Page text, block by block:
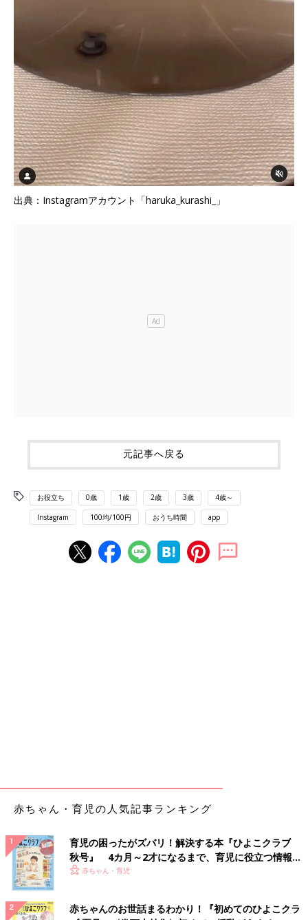
出典：Instagramアカウント「haruka_kurashi_」
元記事へ戻る
お役立ち 0歳 1歳 2歳 3歳 4歳～
Instagram 100均/100円 おうち時間 app
赤ちゃん・育児の人気記事ランキング
育児の困ったがズバリ！解決する本『ひよこクラブ
秋号』 4カ月～2才になるまで、育児に役立つ情報が
いっぱい！
赤ちゃん・育児
赤ちゃんのお世話まるわかり！『初めてのひよこクラ